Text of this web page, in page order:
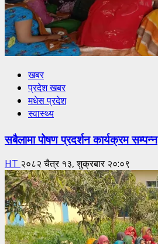
खबर
प्रदेश खबर
मधेस प्रदेश
स्वास्थ्य
सबैलामा पोषण प्रदर्शन कार्यक्रम सम्पन्न
HT २०८२ चैत्र १३, शुक्रबार २०:०९